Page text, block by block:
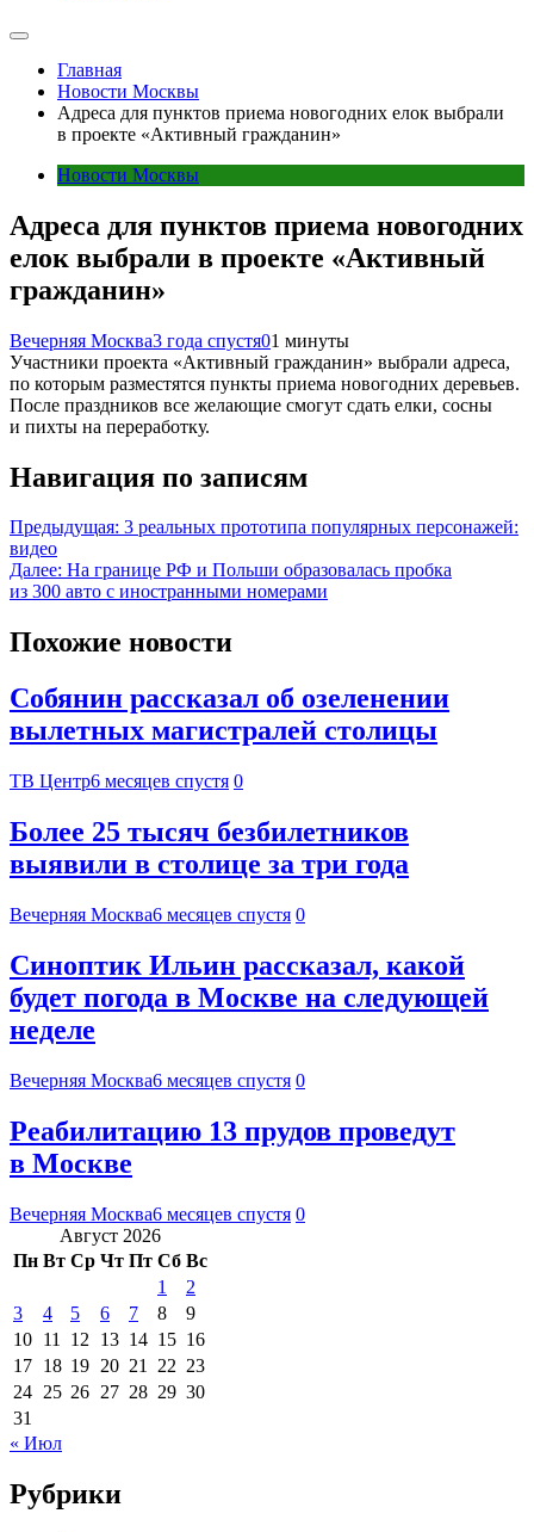
Главная
Новости Москвы
Адреса для пунктов приема новогодних елок выбрали
в проекте «Активный гражданин»
Новости Москвы
Адреса для пунктов приема новогодних
елок выбрали в проекте «Активный
гражданин»
Вечерняя Москва3 года спустя01 минуты
Участники проекта «Активный гражданин» выбрали адреса,
по которым разместятся пункты приема новогодних деревьев.
После праздников все желающие смогут сдать елки, сосны
и пихты на переработку.
Навигация по записям
Предыдущая: 3 реальных прототипа популярных персонажей:
видео
Далее: На границе РФ и Польши образовалась пробка
из 300 авто с иностранными номерами
Похожие новости
Собянин рассказал об озеленении
вылетных магистралей столицы
ТВ Центр6 месяцев спустя 0
Более 25 тысяч безбилетников
выявили в столице за три года
Вечерняя Москва6 месяцев спустя 0
Синоптик Ильин рассказал, какой
будет погода в Москве на следующей
неделе
Вечерняя Москва6 месяцев спустя 0
Реабилитацию 13 прудов проведут
в Москве
Вечерняя Москва6 месяцев спустя 0
Август 2026
Пн Вт Ср Чт Пт Сб Вс
1
2
3
4 5 6 7 8
9
10 11 12 13 14 15 16
17 18 19 20 21 22 23
24 25 26 27 28 29 30
31
« Июл
Рубрики